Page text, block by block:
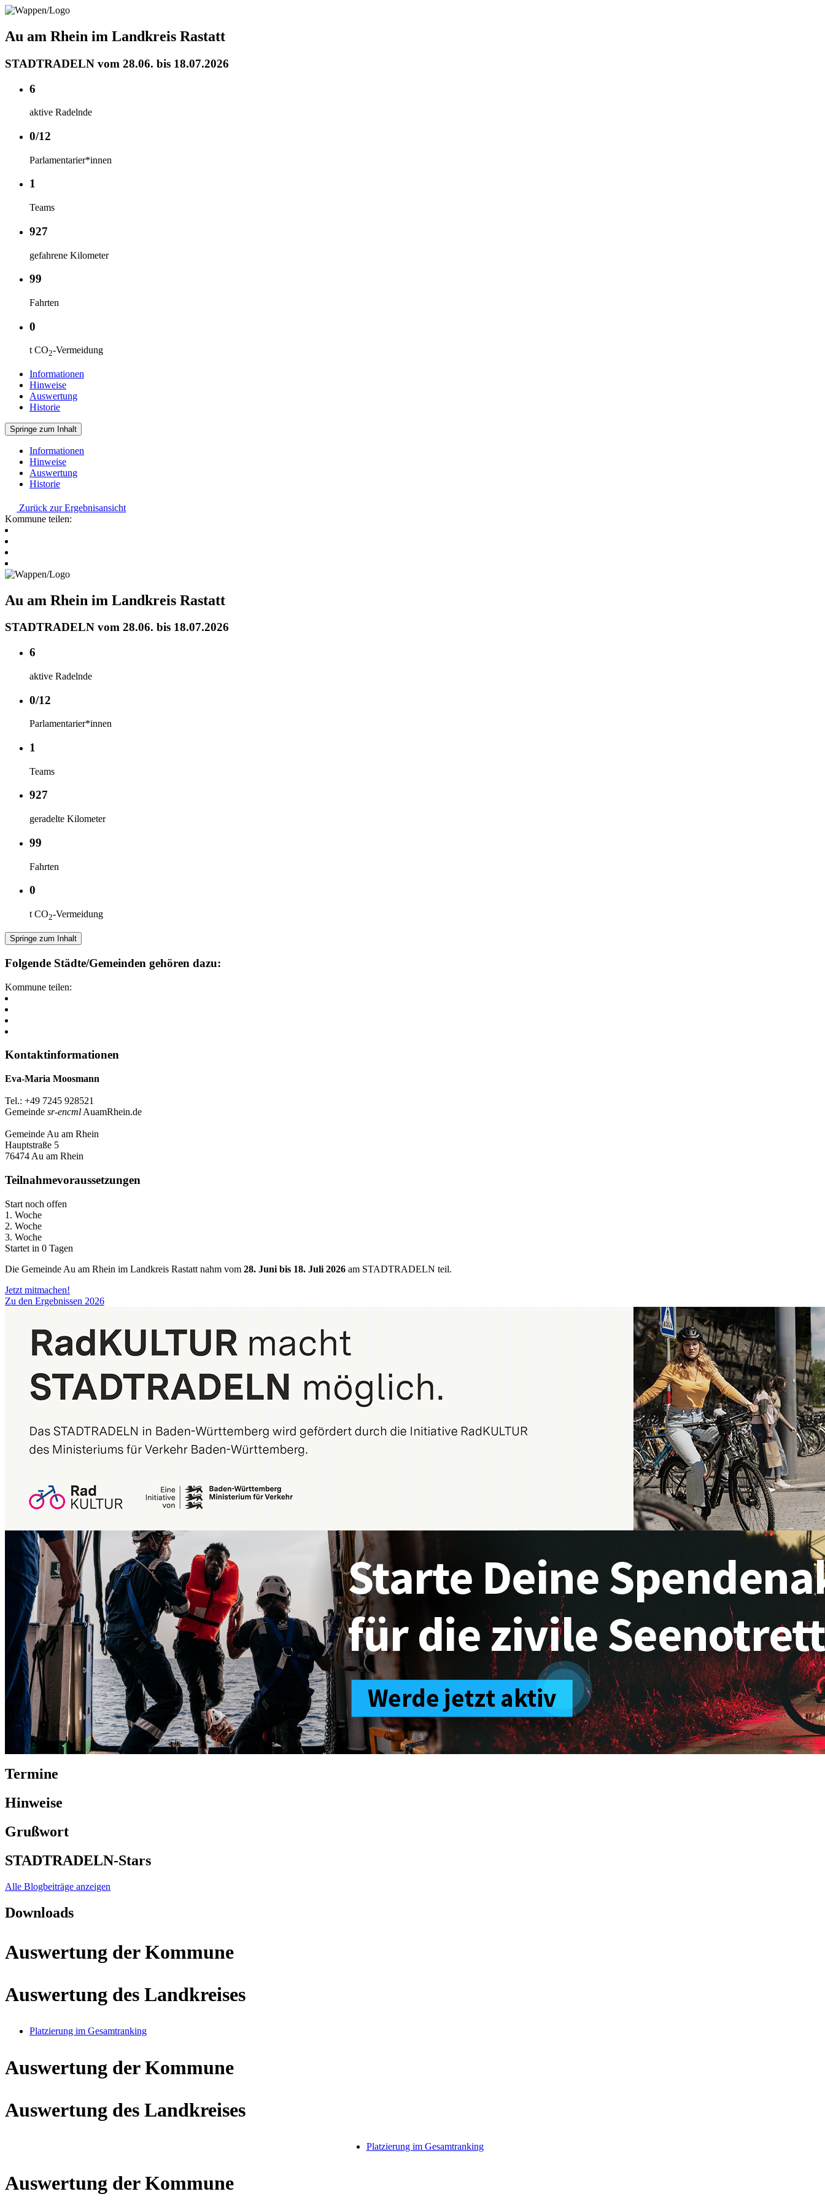
Au am Rhein im Landkreis Rastatt
STADTRADELN vom 28.06. bis 18.07.2026
6
aktive Radelnde
0/12
Parlamentarier*innen
1
Teams
927
gefahrene Kilometer
99
Fahrten
0
t CO2-Vermeidung
Informationen
Hinweise
Auswertung
Historie
Springe zum Inhalt
Informationen
Hinweise
Auswertung
Historie
Zurück zur Ergebnisansicht
Kommune teilen:
Au am Rhein im Landkreis Rastatt
STADTRADELN vom 28.06. bis 18.07.2026
6
aktive Radelnde
0/12
Parlamentarier*innen
1
Teams
927
geradelte Kilometer
99
Fahrten
0
t CO2-Vermeidung
Springe zum Inhalt
Folgende Städte/Gemeinden gehören dazu:
Kommune teilen:
Kontaktinformationen
Eva-Maria Moosmann
Tel.: +49 7245 928521
Gemeinde sr-encml AuamRhein.de
Gemeinde Au am Rhein
Hauptstraße 5
76474 Au am Rhein
Teilnahmevoraussetzungen
Start noch offen
1. Woche
2. Woche
3. Woche
Startet in 0 Tagen
Die Gemeinde Au am Rhein im Landkreis Rastatt nahm vom 28. Juni bis 18. Juli 2026 am STADTRADELN teil.
Jetzt mitmachen!
Zu den Ergebnissen 2026
Termine
Hinweise
Grußwort
STADTRADELN-Stars
Alle Blogbeiträge anzeigen
Downloads
Auswertung der Kommune
Auswertung des Landkreises
Platzierung im Gesamtranking
Auswertung der Kommune
Auswertung des Landkreises
Platzierung im Gesamtranking
Auswertung der Kommune